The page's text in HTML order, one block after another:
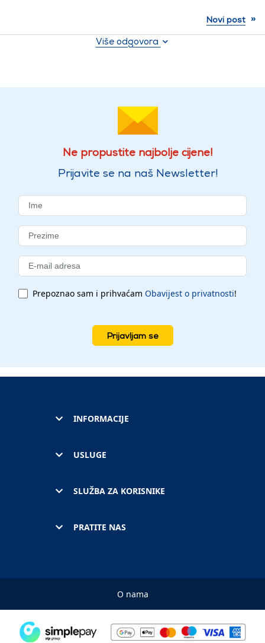
Novi post »
Više odgovora
Ne propustite najbolje cijene!
Prijavite se na naš Newsletter!
Prepoznao sam i prihvaćam Obavijest o privatnosti!
Prijavljam se
INFORMACIJE
USLUGE
SLUŽBA ZA KORISNIKE
PRATITE NAS
O nama